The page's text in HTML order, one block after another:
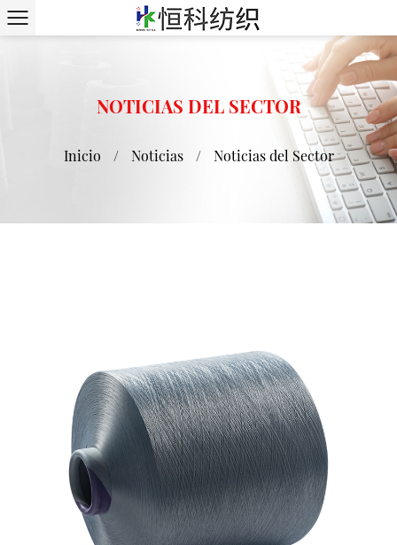
NOTICIAS DEL SECTOR
Inicio / Noticias / Noticias del Sector